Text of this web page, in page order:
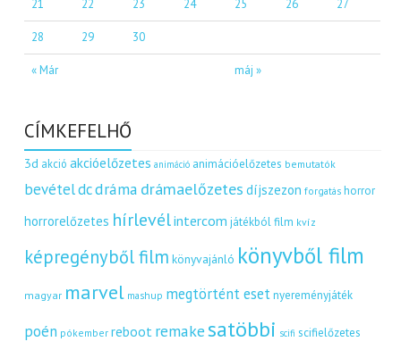
« Már máj »
21 22 23 24 25 26 27
28 29 30
CÍMKEFELHŐ
3d akció akcióelőzetes animáció animációelőzetes bemutatók
bevételdcdráma drámaelőzetes díjszezon forgatás horror
horrorelőzetes hírlevélintercom játékból film kvíz
képregényből film könyvajánló könyvből film
magyar marvel mashup megtörtént eset nyereményjáték
poén pókember reboot remakesatöbbi scifi scifielőzetes